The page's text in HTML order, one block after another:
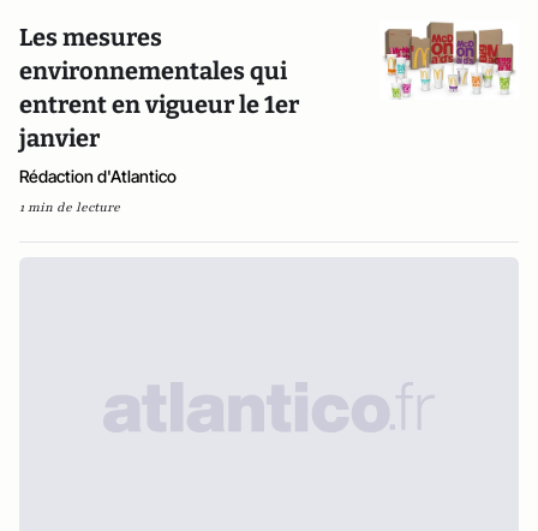
Les mesures
environnementales qui
entrent en vigueur le 1er
janvier
Rédaction d'Atlantico
1 min de lecture